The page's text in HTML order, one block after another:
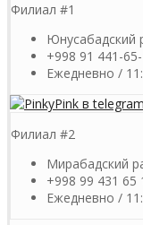
Филиал #1
Юнусабадский
+998 91 441-
Ежедневно /
Филиал #2
Мирабадский
+998 99 431 65
Ежедневно /